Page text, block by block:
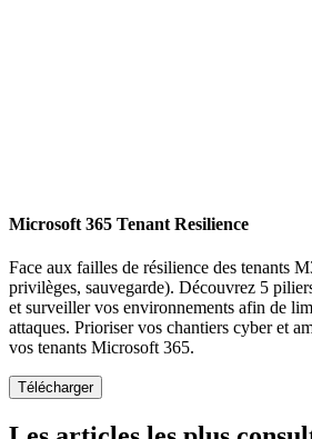
Microsoft 365 Tenant Resilience
Face aux failles de résilience des tenants
privilèges, sauvegarde). Découvrez 5
et surveiller vos environnements afin de
attaques. Prioriser vos chantiers cyber et
vos tenants Microsoft 365.